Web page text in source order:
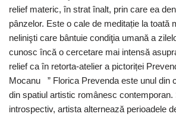
relief materic, în strat înalt, prin care ea
pânzelor. Este o cale de meditație la toată
nelinişti care bântuie condiţia umană a
cunosc încă o cercetare mai intensă
relief ca în retorta-atelier a pictoriței
Mocanu ” Florica Prevenda este unul din
din spatiul artistic românesc contemporan.
introspectiv, artista alternează perioadele